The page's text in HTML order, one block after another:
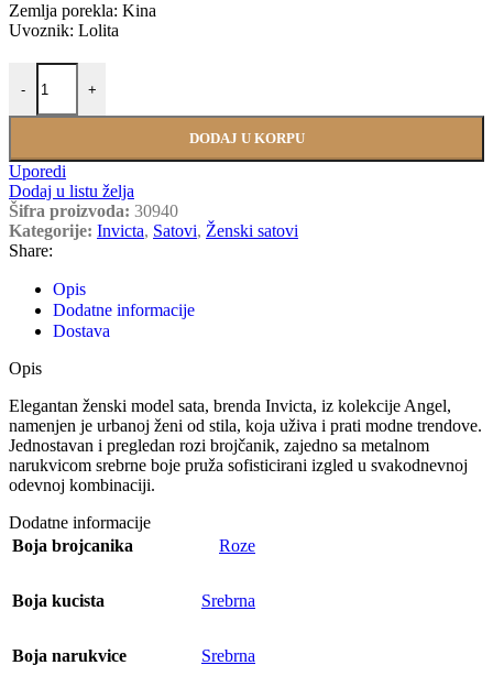
Zemlja porekla: Kina
Uvoznik: Lolita
-
INVICTA 30940 količina
+
DODAJ U KORPU
Uporedi
Dodaj u listu želja
Šifra proizvoda: 30940
Kategorije: Invicta, Satovi, Ženski satovi
Share:
Opis
Dodatne informacije
Dostava
Opis
Elegantan ženski model sata, brenda Invicta, iz kolekcije Angel,
namenjen je urbanoj ženi od stila, koja uživa i prati modne trendove.
Jednostavan i pregledan rozi brojčanik, zajedno sa metalnom
narukvicom srebrne boje pruža sofisticirani izgled u svakodnevnoj
odevnoj kombinaciji.
Dodatne informacije
Boja brojcanika
Roze
Boja kucista Srebrna
Boja narukvice Srebrna